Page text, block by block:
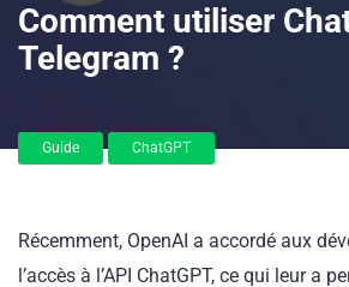
Comment utiliser
Telegram ?
Guide ChatGPT
Récemment, OpenAI a accordé aux
l’accès à l’API ChatGPT, ce qui leur a